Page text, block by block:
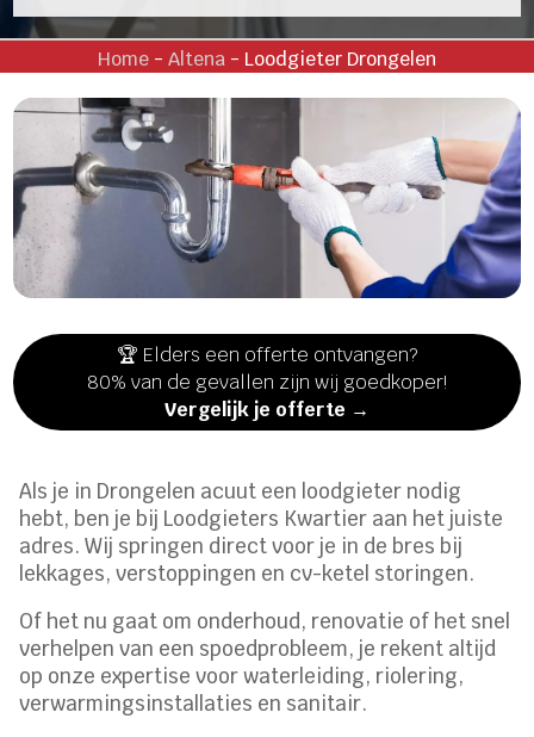
Home- Altena- Loodgieter Drongelen
🏆 Elders een offerte ontvangen?
80% van de gevallen zijn wij goedkoper!
Vergelijk je offerte →
Als je in Drongelen acuut een loodgieter nodig
hebt, ben je bij Loodgieters Kwartier aan het juiste
adres. Wij springen direct voor je in de bres bij
lekkages, verstoppingen en cv-ketel storingen.
Of het nu gaat om onderhoud, renovatie of het snel
verhelpen van een spoedprobleem, je rekent altijd
op onze expertise voor waterleiding, riolering,
verwarmingsinstallaties en sanitair.